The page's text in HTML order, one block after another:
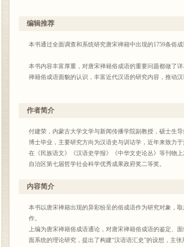
编辑推荐
本书通过全面调查和系统研究唐宋禅籍中出现的1759条俗
本书内容丰富厚重，对唐宋禅籍俗成语的重要问题都做了
禅籍俗成语面貌的认识，丰富近代汉语的研究内容，推动
作者简介
付建荣，内蒙古大学文学与新闻传播学院副教授，硕士生
博士毕业，主要研究方向为汉语史与训诂学，近年来致力
在《民族语文》《汉语史学报》《中华文史论丛》等刊物
自治区第七届哲学社会科学优秀成果政府奖二等奖。
内容简介
本书以唐宋禅籍出现的异彩纷呈的俗成语作为研究对象，
作。
上编为唐宋禅籍俗成语通论，对唐宋禅籍俗成语的鉴定、
面系统的理论研究，提出了构建“汉语语汇史”的设想，主